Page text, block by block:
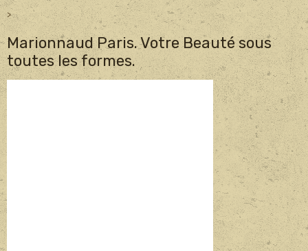
>
Marionnaud Paris. Votre Beauté sous
toutes les formes.